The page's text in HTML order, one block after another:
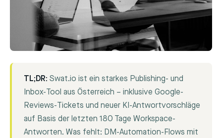
TL;DR: Swat.io ist ein starkes Publishing- und
Inbox-Tool aus Österreich – inklusive Google-
Reviews-Tickets und neuer KI-Antwortvorschläge
auf Basis der letzten 180 Tage Workspace-
Antworten. Was fehlt: DM-Automation-Flows mit